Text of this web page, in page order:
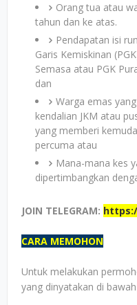
Orang tua atau
tahun dan ke atas.
Pendapatan isi
Garis Kemiskinan
Semasa atau PGK
dan
Warga emas
kendalian JKM atau
yang memberi
percuma atau
Mana-mana kes
dipertimbangkan
JOIN TELEGRAM:
CARA MEMOHON
Untuk melakukan
yang dinyatakan di